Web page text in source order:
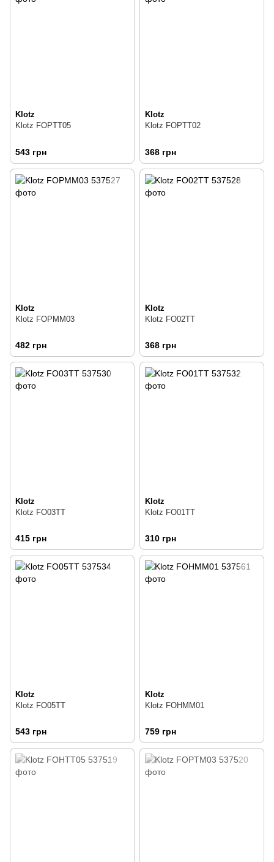
Klotz
Klotz FOPTT05
543 грн
Klotz
Klotz FOPTT02
368 грн
Klotz
Klotz FOPMM03
482 грн
Klotz
Klotz FO02TT
368 грн
Klotz
Klotz FO03TT
415 грн
Klotz
Klotz FO01TT
310 грн
Klotz
Klotz FO05TT
543 грн
Klotz
Klotz FOHMM01
759 грн